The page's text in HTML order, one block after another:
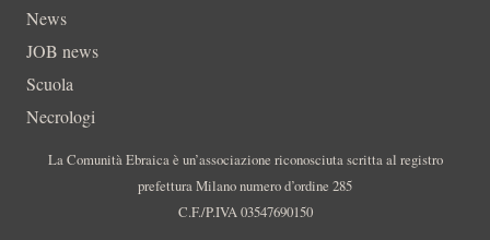
News
JOB news
Scuola
Necrologi
La Comunità Ebraica è un’associazione riconosciuta scritta al registro
prefettura Milano numero d’ordine 285
C.F./P.IVA 03547690150